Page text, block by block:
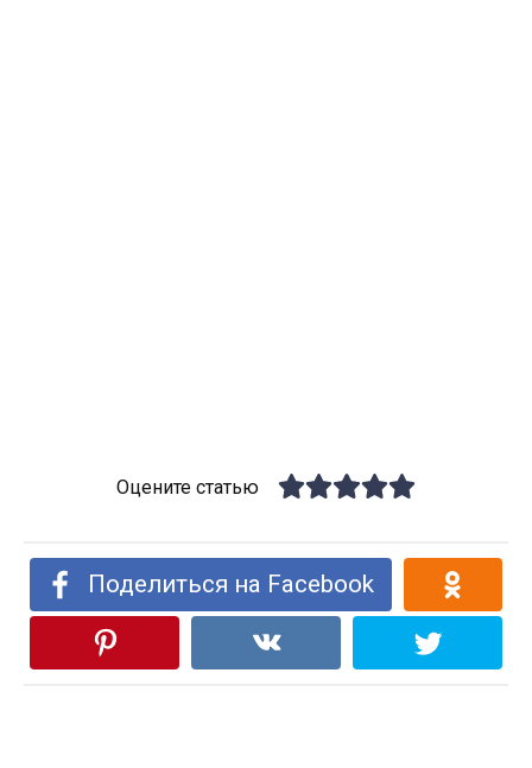
Оцените статью
Поделиться на Facebook